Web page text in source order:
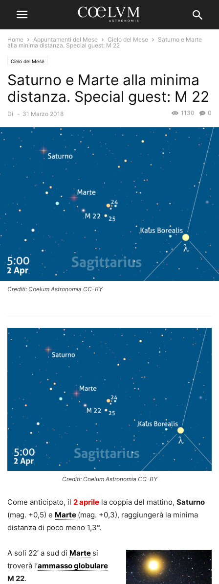
Home Appuntamenti del Mese Cielo del Mese
Saturno e Marte
alla minima distanza. Special guest: M 22
Cielo del Mese
Saturno e Marte alla minima
distanza. Special guest: M 22
Di - 31 Marzo 2018 0
1130
Crediti: Coelum Astronomia CC-BY
Crediti: Coelum Astronomia CC-BY
Come anticipato, il 2 aprile la coppia del mattino, Saturno
(mag. +0,5) e Marte (mag. +0,3), raggiungerà la minima
distanza di poco meno 1,3°.
A soli 22′ a sud di Marte si
troverà l’ammasso globulare
M 22.